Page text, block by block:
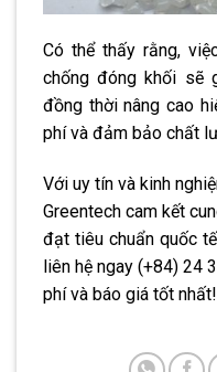
Có thể thấy rằng,
chống đóng khối sẽ
đồng thời nâng cao
phí và đảm bảo chất
Với uy tín và kinh
Greentech cam kết
đạt tiêu chuẩn quốc
liên hệ ngay (+84) 24
phí và báo giá tốt nhất!